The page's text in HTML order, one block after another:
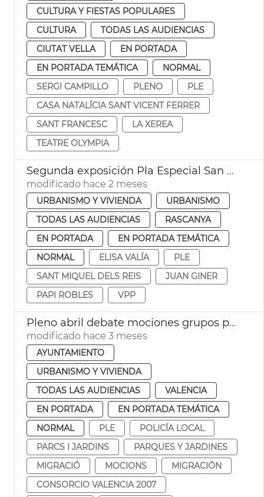
CULTURA Y FIESTAS POPULARES
CULTURA
TODAS LAS AUDIENCIAS
CIUTAT VELLA
EN PORTADA
EN PORTADA TEMÁTICA
NORMAL
SERGI CAMPILLO
PLENO
PLE
CASA NATALÍCIA SANT VICENT FERRER
SANT FRANCESC
LA XEREA
TEATRE OLYMPIA
Segunda exposición Pla Especial San Miquel de los Reyes València
modificado hace 2 meses
URBANISMO Y VIVIENDA
URBANISMO
TODAS LAS AUDIENCIAS
RASCANYA
EN PORTADA
EN PORTADA TEMÁTICA
NORMAL
ELISA VALÍA
PLE
SANT MIQUEL DELS REIS
JUAN GINER
PAPI ROBLES
VPP
Pleno abril debate mociones grupos políticos
modificado hace 3 meses
AYUNTAMIENTO
URBANISMO Y VIVIENDA
TODAS LAS AUDIENCIAS
VALENCIA
EN PORTADA
EN PORTADA TEMÁTICA
NORMAL
PLE
POLICÍA LOCAL
PARCS I JARDINS
PARQUES Y JARDINES
MIGRACIÓ
MOCIONS
MIGRACIÓN
CONSORCIO VALENCIA 2007